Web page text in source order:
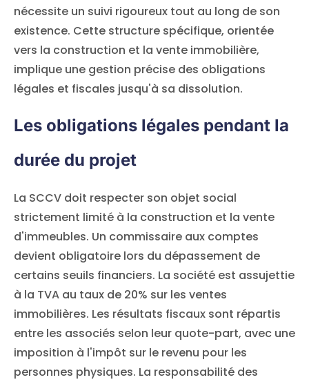
nécessite un suivi rigoureux tout au long de son
existence. Cette structure spécifique, orientée
vers la construction et la vente immobilière,
implique une gestion précise des obligations
légales et fiscales jusqu'à sa dissolution.
Les obligations légales pendant la
durée du projet
La SCCV doit respecter son objet social
strictement limité à la construction et la vente
d'immeubles. Un commissaire aux comptes
devient obligatoire lors du dépassement de
certains seuils financiers. La société est assujettie
à la TVA au taux de 20% sur les ventes
immobilières. Les résultats fiscaux sont répartis
entre les associés selon leur quote-part, avec une
imposition à l'impôt sur le revenu pour les
personnes physiques. La responsabilité des